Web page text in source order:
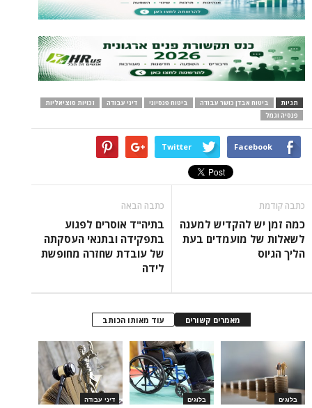
תגיות ביטוח אבדן כושר עבודה ביטוח פנסיוני דיני עבודה
זכויות סוציאליות
פנסיה וגמל
Facebook
Twitter
כתבה קודמת
כמה זמן יש להקדיש למענה
לשאלות של מועמדים בעת
הליך הגיוס
כתבה הבאה
בתיה"ד אוסרים לפגוע
בתפקידה ובתנאי העסקתה
של עובדת שחזרה מחופשת
לידה
מאמרים קשורים עוד מאותו הכותב
דיני עבודה בלוגים בלוגים